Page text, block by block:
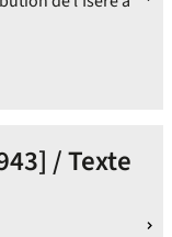
/ Texte